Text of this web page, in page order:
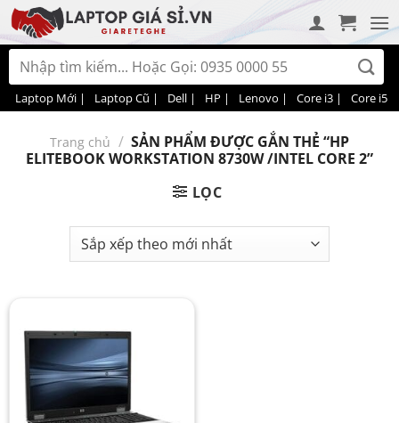
Bỏ
qua
nội
dung
Tìm
kiếm:
Laptop Mới | Laptop Cũ | Dell | HP | Lenovo | Core i3 | Core i5 |
Trang chủ / SẢN PHẨM ĐƯỢC GẮN THẺ “HP
ELITEBOOK WORKSTATION 8730W /INTEL CORE 2”
LỌC